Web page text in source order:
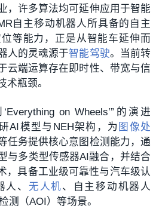
，许多算法均可延伸应用于智能
自主移动机器人所具备的自主
等能力，正是从智能车延伸而
人的灵魂源于智能驾驶。当前转
云端运算存在即时性、带宽与信
术瓶颈。
on Wheels’”的演进
AI模型与NEH架构，为 图像处
任务提供核心意图检测能力，通
与多类型传感器AI融合，并结合
，具备工业级可靠性与汽车级认
、 无人机、自主移动机器人
测（AOI）等场景。